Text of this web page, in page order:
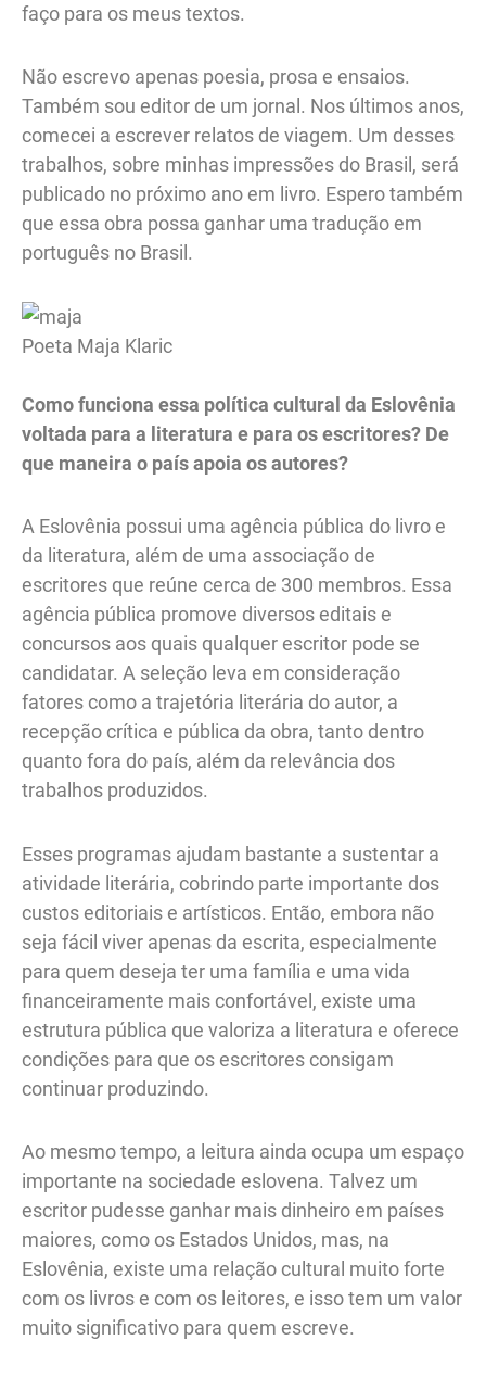
faço para os meus textos.
Não escrevo apenas poesia, prosa e ensaios.
Também sou editor de um jornal. Nos últimos anos,
comecei a escrever relatos de viagem. Um desses
trabalhos, sobre minhas impressões do Brasil, será
publicado no próximo ano em livro. Espero também
que essa obra possa ganhar uma tradução em
português no Brasil.
Poeta Maja Klaric
Como funciona essa política cultural da Eslovênia
voltada para a literatura e para os escritores? De
que maneira o país apoia os autores?
A Eslovênia possui uma agência pública do livro e
da literatura, além de uma associação de
escritores que reúne cerca de 300 membros. Essa
agência pública promove diversos editais e
concursos aos quais qualquer escritor pode se
candidatar. A seleção leva em consideração
fatores como a trajetória literária do autor, a
recepção crítica e pública da obra, tanto dentro
quanto fora do país, além da relevância dos
trabalhos produzidos.
Esses programas ajudam bastante a sustentar a
atividade literária, cobrindo parte importante dos
custos editoriais e artísticos. Então, embora não
seja fácil viver apenas da escrita, especialmente
para quem deseja ter uma família e uma vida
financeiramente mais confortável, existe uma
estrutura pública que valoriza a literatura e oferece
condições para que os escritores consigam
continuar produzindo.
Ao mesmo tempo, a leitura ainda ocupa um espaço
importante na sociedade eslovena. Talvez um
escritor pudesse ganhar mais dinheiro em países
maiores, como os Estados Unidos, mas, na
Eslovênia, existe uma relação cultural muito forte
com os livros e com os leitores, e isso tem um valor
muito significativo para quem escreve.